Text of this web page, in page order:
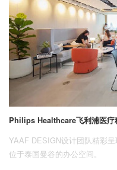
Philips Healthcare飞利浦医疗
YAAF DESIGN设计团队精彩呈
位于泰国曼谷的办公空间。